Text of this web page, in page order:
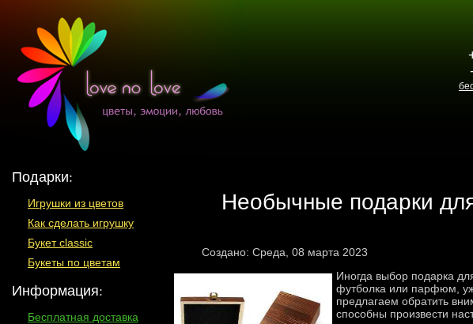
Подарки:
Игрушки из цветов
Как сделать игрушку
Букет classic
Букеты по цветам
Информация:
Бесплатная доставка
Необычные подарки
Создано: Среда, 08 марта 2023
Иногда выбор подарка
футболка или парфюм,
предлагаем обратить
способны произвести